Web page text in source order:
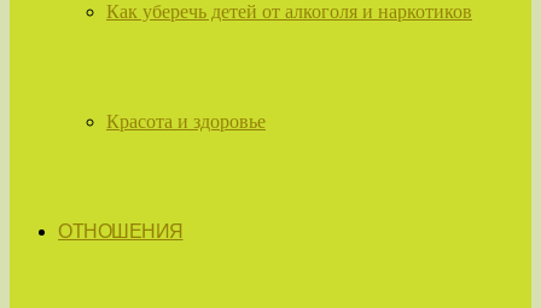
Как уберечь детей от алкоголя и наркотиков
Красота и здоровье
ОТНОШЕНИЯ